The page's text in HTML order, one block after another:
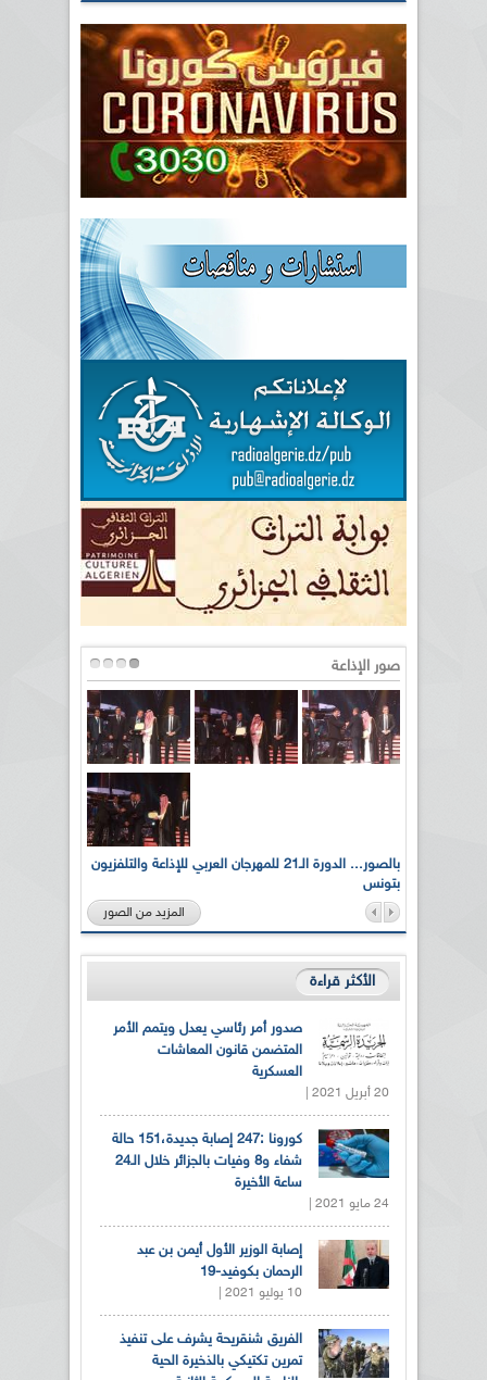
صور الإذاعة
بالصور... الدورة الـ21 للمهرجان العربي للإذاعة والتلفزيون
بتونس
المزيد من الصور
الأكثر قراءة
صدور أمر رئاسي يعدل ويتمم الأمر
المتضمن قانون المعاشات
العسكرية
20 أبريل 2021 |
كورونا :247 إصابة جديدة،151 حالة
شفاء و8 وفيات بالجزائر خلال الـ24
ساعة الأخيرة
24 مايو 2021 |
إصابة الوزير الأول أيمن بن عبد
الرحمان بكوفيد-19
10 يوليو 2021 |
الفريق شنقريحة يشرف على تنفيذ
تمرين تكتيكي بالذخيرة الحية